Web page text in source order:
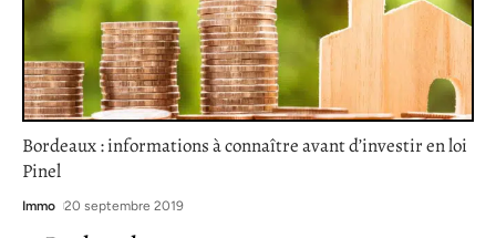
Bordeaux : informations à connaître avant d’investir en loi
Pinel
Immo 20 septembre 2019